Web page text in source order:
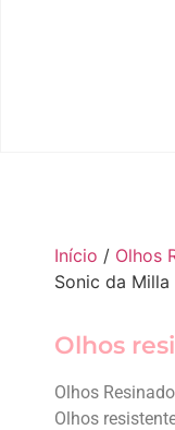
Início / Olhos
Sonic da Milla
Olhos
Olhos
Olhos